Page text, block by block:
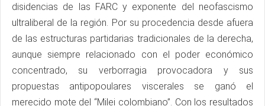
disidencias de las FARC y exponente del neofascismo
ultraliberal de la región. Por su procedencia desde afuera
de las estructuras partidarias tradicionales de la derecha,
aunque siempre relacionado con el poder económico
concentrado, su verborragia provocadora y sus
propuestas antipopoulares viscerales se ganó el
merecido mote del “Milei colombiano”. Con los resultados